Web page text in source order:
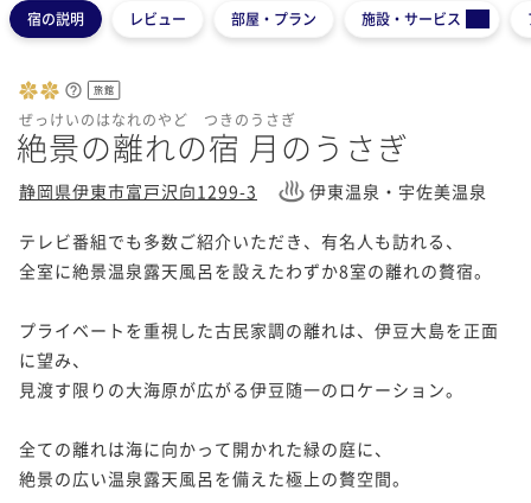
宿の説明 レビュー 部屋・プラン 施設・サービス
旅館
ぜっけいのはなれのやど つきのうさぎ
絶景の離れの宿 月のうさぎ
静岡県伊東市富戸沢向1299-3 伊東温泉・宇佐美温泉
テレビ番組でも多数ご紹介いただき、有名人も訪れる、
全室に絶景温泉露天風呂を設えたわずか8室の離れの贅宿。
プライベートを重視した古民家調の離れは、伊豆大島を正面
に望み、
見渡す限りの大海原が広がる伊豆随一のロケーション。
全ての離れは海に向かって開かれた緑の庭に、
絶景の広い温泉露天風呂を備えた極上の贅空間。